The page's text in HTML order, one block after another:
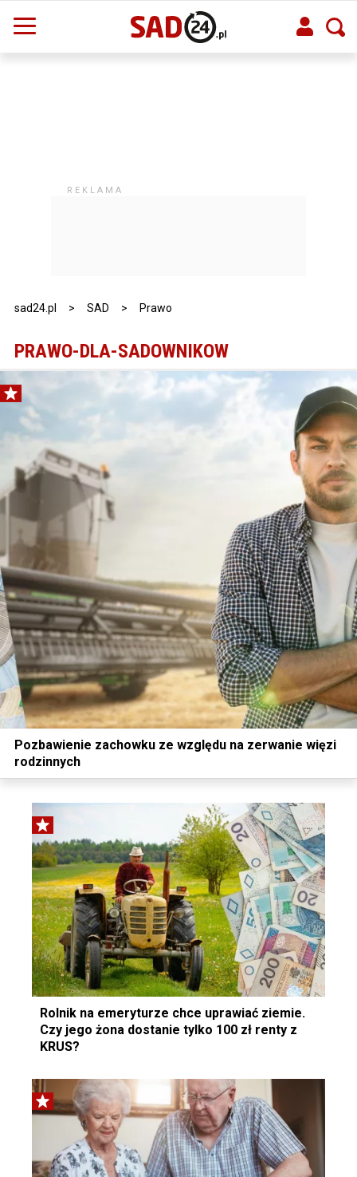
sad24.pl > SAD > Prawo
PRAWO-DLA-SADOWNIKOW
Pozbawienie zachowku ze względu na zerwanie więzi
rodzinnych
Rolnik na emeryturze chce uprawiać ziemie.
Czy jego żona dostanie tylko 100 zł renty z
KRUS?